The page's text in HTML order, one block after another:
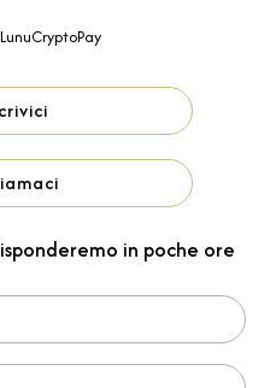
LunuCryptoPay
in poche ore